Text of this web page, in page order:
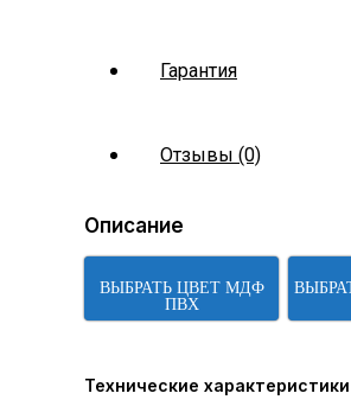
Гарантия
Отзывы (0)
Описание
ВЫБРАТЬ ЦВЕТ МДФ
ПВХ
Технические характеристики